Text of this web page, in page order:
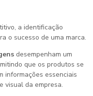
a identificação
o sucesso de uma marca.
desempenham um
que os produtos se
informações essenciais
visual da empresa.